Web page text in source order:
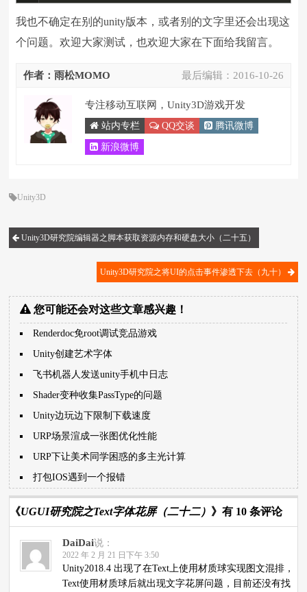
我也不确定在别的unity版本，或者别的文字里还会出现这
个问题。欢迎大家测试，也欢迎大家在下面给我留言。
最后编辑： 2016-10-26
作者：雨松MOMO
专注移动互联网，Unity3D游戏开发
站内专栏 QQ交谈 腾讯微博
新浪微博
Unity3D
Unity3D研究院编辑器之脚本获取资源内存和硬盘大小（二十五）
Unity3D研究院之将UI的点击事件渗透下去（九十）
您可能还会对这些文章感兴趣！
Renderdoc免root调试竞品游戏
Unity创建艺术字体
飞书机器人发送unity手机中日志
Shader变种收集PassType的问题
Unity边玩边下限制下载速度
URP场景渲成一张图优化性能
URP下让美术同学困惑的多主光计算
打包IOS遇到一个报错
《UGUI研究院之Text字体花屏（二十二） 》有 10 条评论
DaiDai说：
2022 年 2 月 21 日下午 3:50
Unity2018.4 出现了在Text上使用材质球实现图文混排，
Text使用材质球后就出现文字花屏问题，目前还没有找